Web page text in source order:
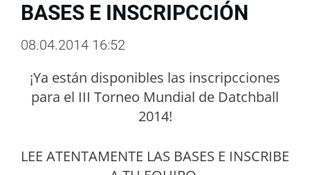
BASES E INSCRIPCCIÓN
08.04.2014 16:52
¡Ya están disponibles las inscripcciones
para el III Torneo Mundial de Datchball
2014!
LEE ATENTAMENTE LAS BASES E INSCRIBE